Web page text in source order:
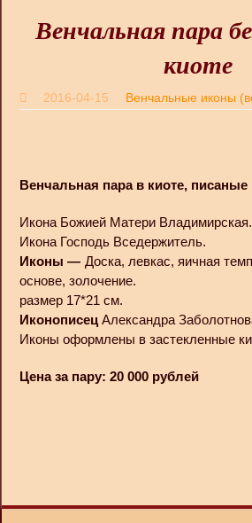
Венчальная пара
киоте
2016-04-15 Венчальные иконы
Венчальная пара в киоте,
Икона Божией Матери Владимирская.
Икона Господь Вседержитель.
Иконы — Доска, левкас, яичная
основе, золочение.
размер 17*21 см.
Иконописец Александра
Иконы оформлены в застекленные
Цена за пару: 20 000 рублей